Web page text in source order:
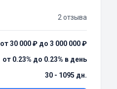
2 отзыва
от 30 000 ₽ до 3 000 000 ₽
от 0.23% до 0.23% в день
30 - 1095 дн.